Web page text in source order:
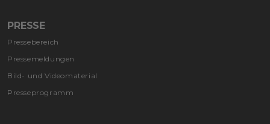
PRESSE
Pressebereich
Pressemeldungen
Bild- und Videomaterial
Presseprogramm